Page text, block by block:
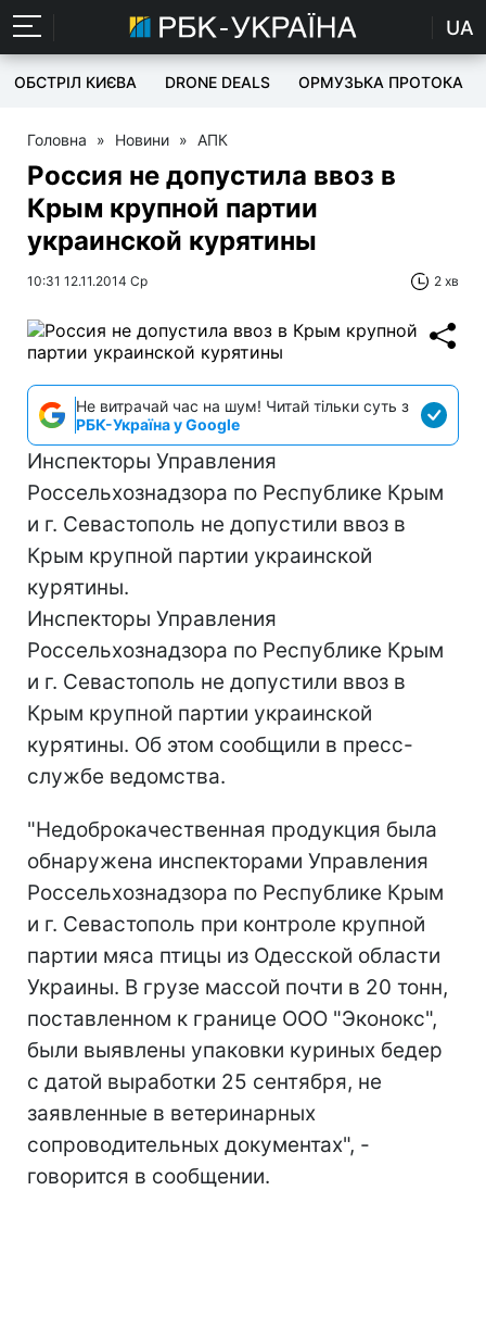
UA
ОБСТРІЛ КИЄВА DRONE DEALS ОРМУЗЬКА ПРОТОКА
Головна » Новини » АПК
Россия не допустила ввоз в
Крым крупной партии
украинской курятины
10:31 12.11.2014 Ср 2 хв
Не витрачай час на шум! Читай тільки суть з
РБК-Україна у Google
Инспекторы Управления
Россельхознадзора по Республике Крым
и г. Севастополь не допустили ввоз в
Крым крупной партии украинской
курятины.
Инспекторы Управления
Россельхознадзора по Республике Крым
и г. Севастополь не допустили ввоз в
Крым крупной партии украинской
курятины. Об этом сообщили в пресс-
службе ведомства.
"Недоброкачественная продукция была
обнаружена инспекторами Управления
Россельхознадзора по Республике Крым
и г. Севастополь при контроле крупной
партии мяса птицы из Одесской области
Украины. В грузе массой почти в 20 тонн,
поставленном к границе ООО "Эконокс",
были выявлены упаковки куриных бедер
с датой выработки 25 сентября, не
заявленные в ветеринарных
сопроводительных документах", -
говорится в сообщении.